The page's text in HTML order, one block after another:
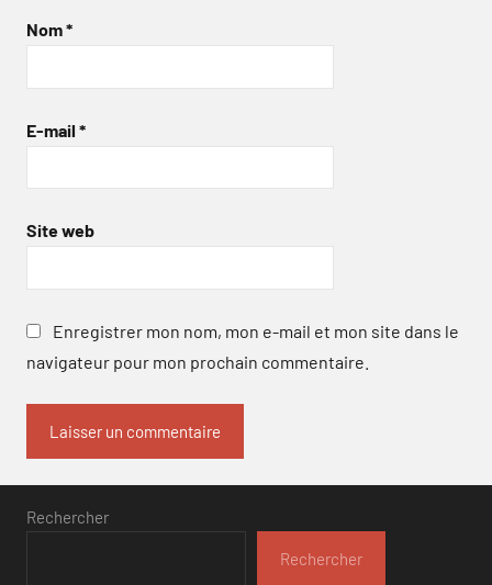
Nom*
E-mail *
Site web
Enregistrer mon nom, mon e-mail et mon site dans le
navigateur pour mon prochain commentaire.
Rechercher
Rechercher